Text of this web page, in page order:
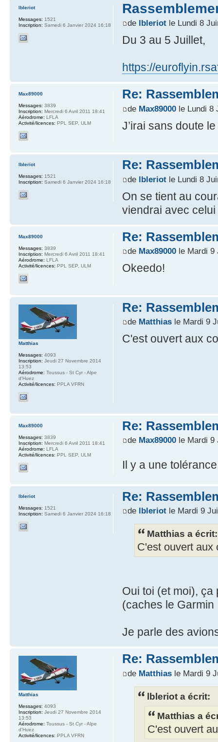
de lbleriotle Lundi 8
Du 3 au 5 Juillet,
https://
lbleriot
Messages: 1521
Inscription: Samedi 6 Janvier 2024 16:18
Re:
de Max89000le Lundi 8
J’irai sans doute
Max89000
Messages: 3839
Inscription: Mercredi 6 Avril 2011 18:41
Aérodrome: LFLA
Activité/licences: PPL SEP, ULM
Re:
de lbleriotle Lundi 8
On se tient au
viendrai avec
lbleriot
Messages: 1521
Inscription: Samedi 6 Janvier 2024 16:18
Re:
de Max89000le Mardi 9
Okeedo!
Max89000
Messages: 3839
Inscription: Mercredi 6 Avril 2011 18:41
Aérodrome: LFLA
Activité/licences: PPL SEP, ULM
Re:
de Matthiasle Mardi 9
C'est ouvert aux
Matthias
Messages: 4093
Inscription: Jeudi 27 Novembre 2014
13:53
Aérodrome: Toussus - St Cyr - Alpe
d'Huez
Activité/licences: PPLA VFRN
Re:
de Max89000le Mardi 9
Il y a une
Max89000
Messages: 3839
Inscription: Mercredi 6 Avril 2011 18:41
Aérodrome: LFLA
Activité/licences: PPL SEP, ULM
Re:
de lbleriotle Mardi 9
Matthias a écrit:
C'est ouvert aux
Oui toi (et moi),
(caches le Garmin
Je parle des
lbleriot
Messages: 1521
Inscription: Samedi 6 Janvier 2024 16:18
Re:
de Matthiasle Mardi 9
lbleriot a écrit:
Matthias a
C'est ouvert
Matthias
Messages: 4093
Inscription: Jeudi 27 Novembre 2014
13:53
Aérodrome: Toussus - St Cyr - Alpe
d'Huez
Activité/licences: PPLA VFRN